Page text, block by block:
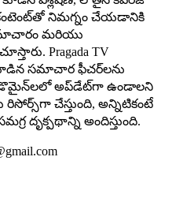
నిమగ్నం చేయడానికి
మరియు
Pragada TV
సమాచార ఫీచర్‌లను
డొమైన్‌లలో అప్‌డేట్‌గా ఉండాలని
రిసోర్స్‌గా చేస్తుంది, అన్నిటికంటే
దృక్పథాన్ని అందిస్తుంది.